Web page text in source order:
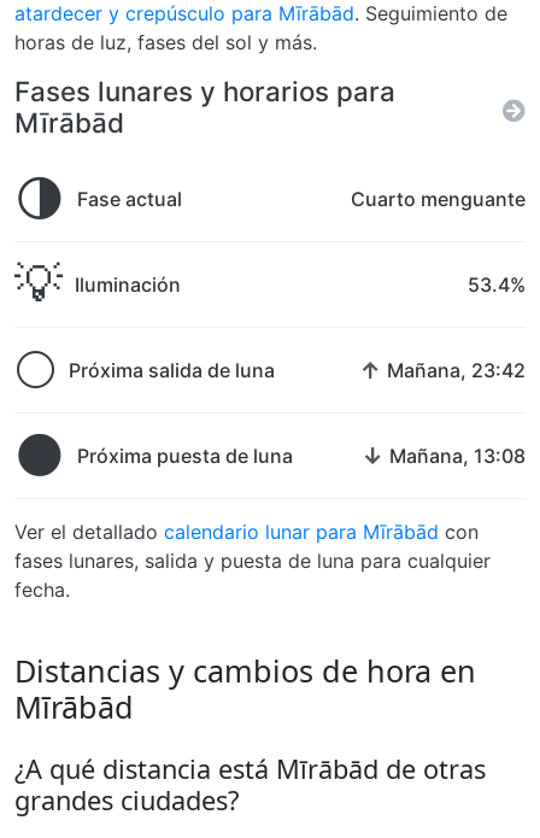
atardecer y crepúsculo para Mīrābād. Seguimiento de
horas de luz, fases del sol y más.
Fases lunares y horarios para
Mīrābād
🌗 Fase actual Cuarto menguante
💡 Iluminación 53.4%
🌕 Próxima salida de luna ↑ Mañana, 23:42
🌑 Próxima puesta de luna ↓ Mañana, 13:08
Ver el detallado calendario lunar para Mīrābād con
fases lunares, salida y puesta de luna para cualquier
fecha.
Distancias y cambios de hora en
Mīrābād
¿A qué distancia está Mīrābād de otras
grandes ciudades?